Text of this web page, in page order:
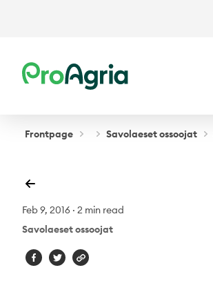
ProAgria
Frontpage Savolaeset ossoojat
Feb 9, 2016 · 2 min read
Savolaeset ossoojat